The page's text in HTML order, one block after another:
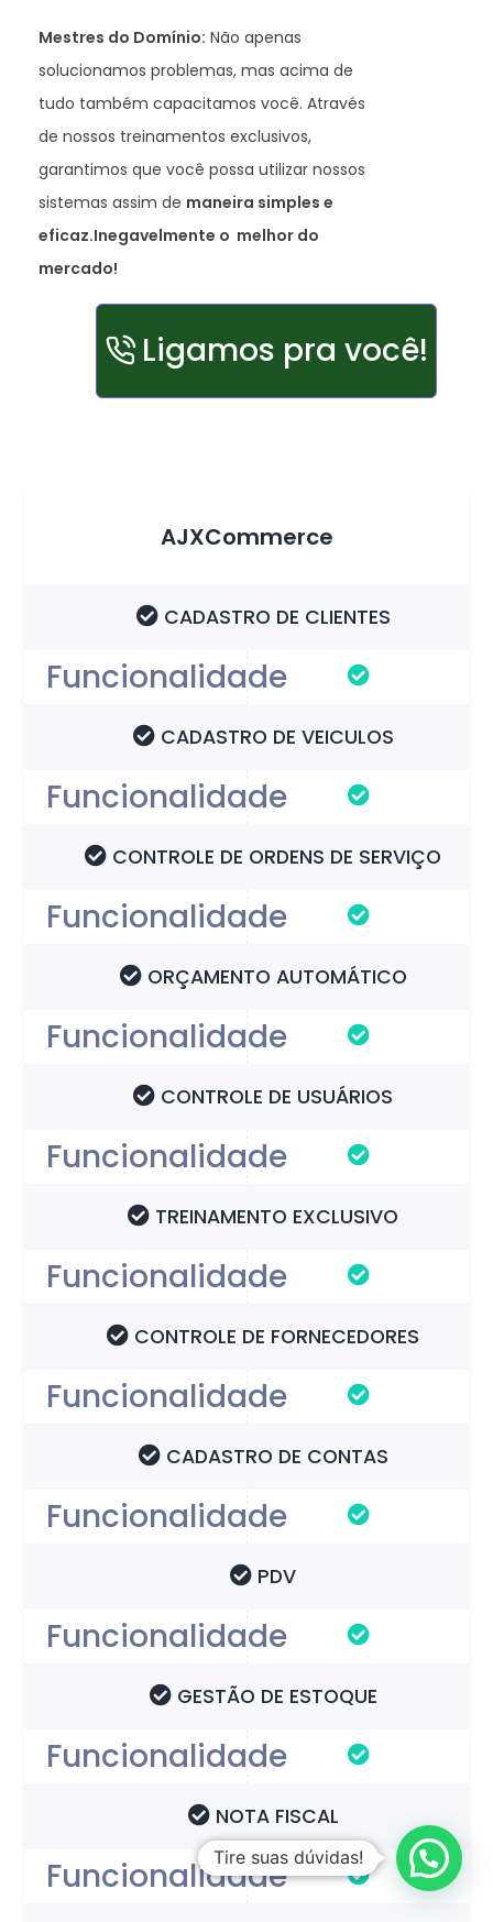
Mestres do Domínio: Não apenas
solucionamos problemas, mas acima de
tudo também capacitamos você. Através
de nossos treinamentos exclusivos,
garantimos que você possa utilizar nossos
sistemas assim de maneira simples e
eficaz.Inegavelmente o melhor do
mercado!
Ligamos pra você!
AJXCommerce
CADASTRO DE CLIENTES
CADASTRO DE VEICULOS
CONTROLE DE ORDENS DE SERVIÇO
ORÇAMENTO AUTOMÁTICO
CONTROLE DE USUÁRIOS
TREINAMENTO EXCLUSIVO
CONTROLE DE FORNECEDORES
CADASTRO DE CONTAS
PDV
GESTÃO DE ESTOQUE
NOTA FISCAL
Tire suas dúvidas!